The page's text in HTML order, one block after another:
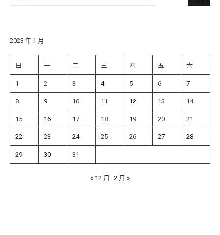
尋
字:
2023 年 1 月
日 一 二 三 四 五 六
1 2 3 4 5 6 7
8 9 10 11 12 13 14
15 16 17 18 19 20 21
22 23 24 25 26 27 28
29 30 31
« 12 月 2 月 »